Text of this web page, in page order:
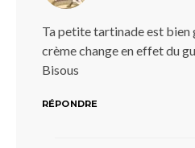
Ta petite tartinade est bien
crème change en effet du
Bisous
RÉPONDRE